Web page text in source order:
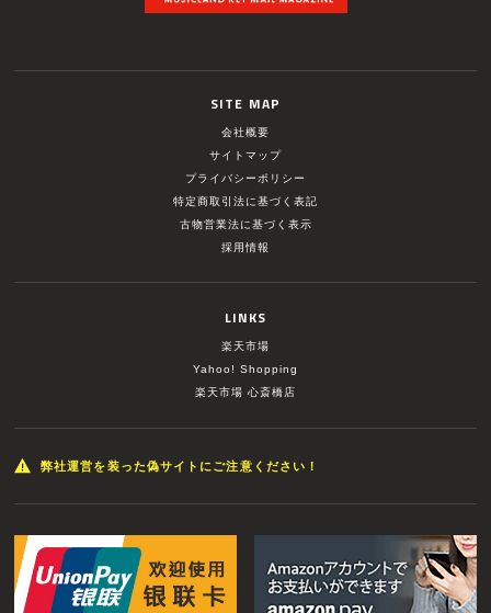
SITE MAP
会社概要
サイトマップ
プライバシーポリシー
特定商取引法に基づく表記
古物営業法に基づく表示
採用情報
LINKS
楽天市場
Yahoo! Shopping
楽天市場 心斎橋店
弊社運営を装った偽サイトにご注意ください！